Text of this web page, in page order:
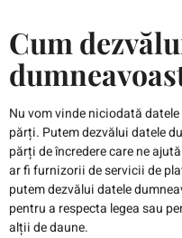
Cum
Nu vom vinde niciodată
părți. Putem dezvălui datele
părți de încredere care ne
ar fi furnizorii de servicii de
putem dezvălui datele
pentru a respecta legea sau
alții de daune.